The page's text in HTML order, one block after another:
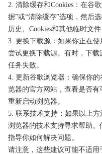
2. 清除缓存和Cookies：在谷
据”或“清除缓存”选项，然后
历史、Cookies和其他临时文
3. 更换下载源：如果你正在
尝试更换下载源。有时，下
任务失败。
4. 更新谷歌浏览器：确保你
览器的官方网站，查看是否
重新启动浏览器。
5. 联系技术支持：如果以上
浏览器的技术支持寻求帮助
指导你如何解决问题。
请注意，这些建议可能不适